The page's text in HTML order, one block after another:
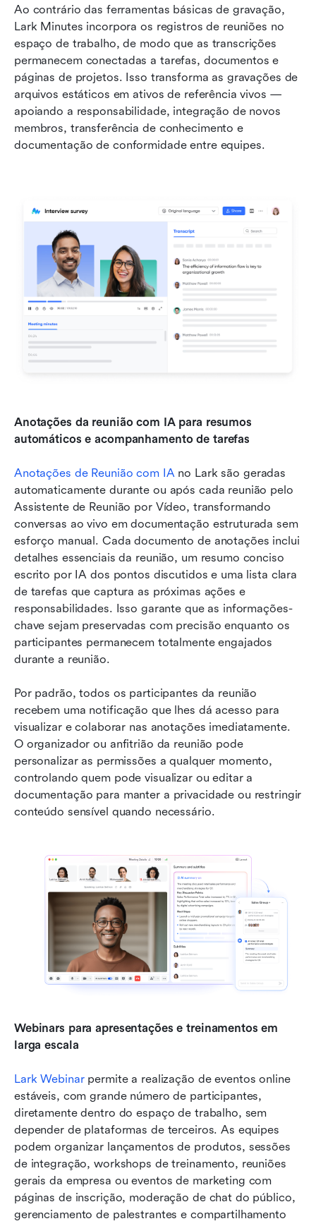
Ao contrário das ferramentas básicas de gravação,
Lark Minutes incorpora os registros de reuniões no
espaço de trabalho, de modo que as transcrições
permanecem conectadas a tarefas, documentos e
páginas de projetos. Isso transforma as gravações de
arquivos estáticos em ativos de referência vivos —
apoiando a responsabilidade, integração de novos
membros, transferência de conhecimento e
documentação de conformidade entre equipes.
Anotações da reunião com IA para resumos
automáticos e acompanhamento de tarefas
Anotações de Reunião com IA no Lark são geradas
automaticamente durante ou após cada reunião pelo
Assistente de Reunião por Vídeo, transformando
conversas ao vivo em documentação estruturada sem
esforço manual. Cada documento de anotações inclui
detalhes essenciais da reunião, um resumo conciso
escrito por IA dos pontos discutidos e uma lista clara
de tarefas que captura as próximas ações e
responsabilidades. Isso garante que as informações-
chave sejam preservadas com precisão enquanto os
participantes permanecem totalmente engajados
durante a reunião.
Por padrão, todos os participantes da reunião
recebem uma notificação que lhes dá acesso para
visualizar e colaborar nas anotações imediatamente.
O organizador ou anfitrião da reunião pode
personalizar as permissões a qualquer momento,
controlando quem pode visualizar ou editar a
documentação para manter a privacidade ou restringir
conteúdo sensível quando necessário.
Webinars para apresentações e treinamentos em
larga escala
Lark Webinar permite a realização de eventos online
estáveis, com grande número de participantes,
diretamente dentro do espaço de trabalho, sem
depender de plataformas de terceiros. As equipes
podem organizar lançamentos de produtos, sessões
de integração, workshops de treinamento, reuniões
gerais da empresa ou eventos de marketing com
páginas de inscrição, moderação de chat do público,
gerenciamento de palestrantes e compartilhamento